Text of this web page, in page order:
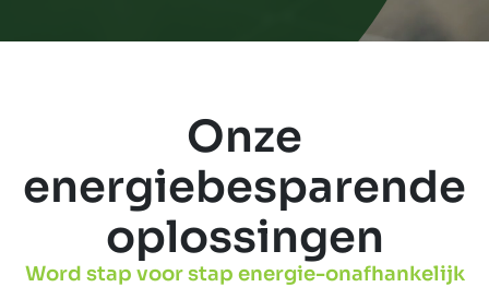
Onze
energiebesparende
oplossingen
Word stap voor stap energie-onafhankelijk